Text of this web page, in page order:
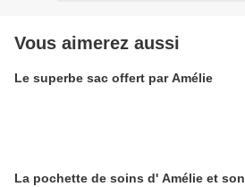
Vous aimerez aussi
Le superbe sac offert par Amélie
La pochette de soins d' Amélie et son